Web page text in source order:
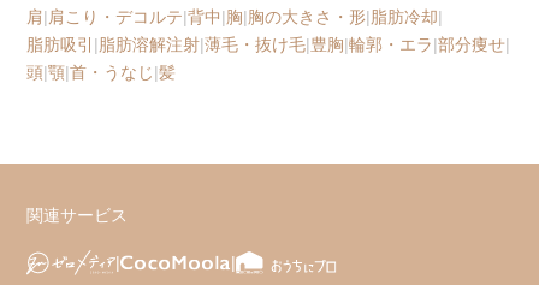
肩|肩こり・デコルテ|背中|胸|胸の大きさ・形|脂肪冷却|
脂肪吸引 |脂肪溶解注射|薄毛・抜け毛|豊胸|輪郭・エラ|部分痩せ|
頭|顎|首・うなじ|髪
関連サービス